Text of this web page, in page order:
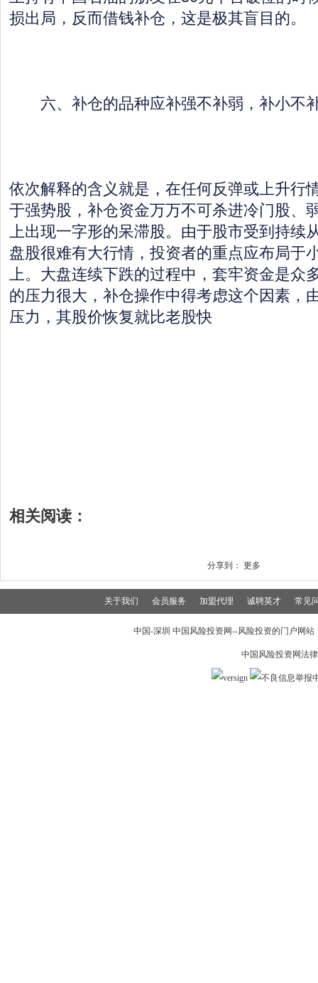
损出局，反而借钱补仓，这是极其盲目的。
六、补仓的品种应补强不补弱，补小不
依次解释的含义就是，在任何反弹或上升行
于强势股，补仓资金万万不可杀进冷门股、
上出现一字形的呆滞股。由于股市受到持续
盘股很难有大行情，投资者的重点应布局于
上。大盘连续下跌的过程中，套牢资金是众
的压力很大，补仓操作中得考虑这个因素，
压力，其股价恢复就比老股快
相关阅读：
分享到： 更多
关于我们 会员服务 加盟代理 诚聘英才 常见
中国-深圳 中国风险投资网--风险投资的门户网
中国风险投资网法